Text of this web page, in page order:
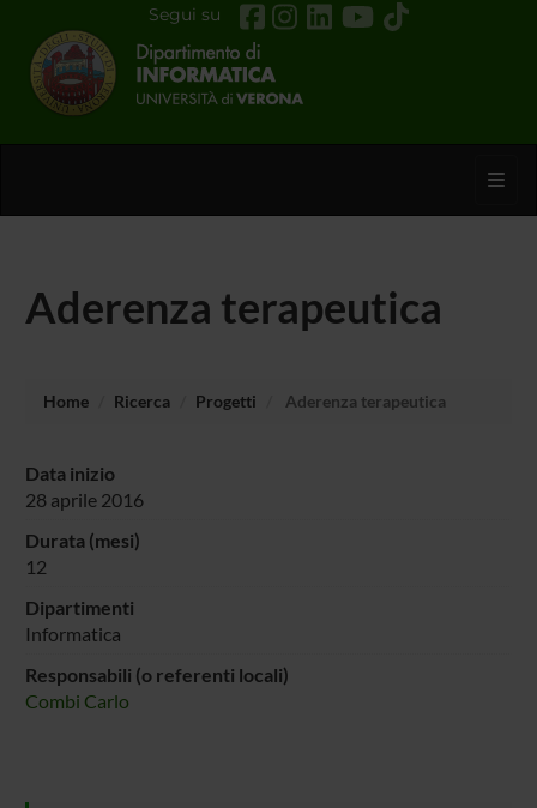
Segui su
Aderenza terapeutica
Home Ricerca Progetti Aderenza terapeutica
Data inizio
28 aprile 2016
Durata (mesi)
12
Dipartimenti
Informatica
Responsabili (o referenti locali)
Combi Carlo